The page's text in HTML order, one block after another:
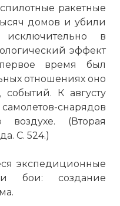
ракетные
домов и убили
в
эффект
время был
отношениях оно
К августу
снарядов
(Вторая
С. 524.)
экспедиционные
бои: создание